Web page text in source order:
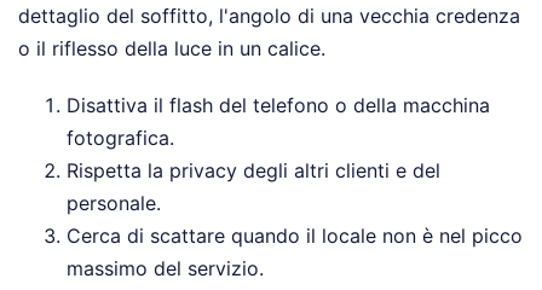
dettaglio del soffitto, l'angolo di una vecchia credenza
o il riflesso della luce in un calice.
Disattiva il flash del telefono o della macchina
fotografica.
Rispetta la privacy degli altri clienti e del
personale.
Cerca di scattare quando il locale non è nel picco
massimo del servizio.